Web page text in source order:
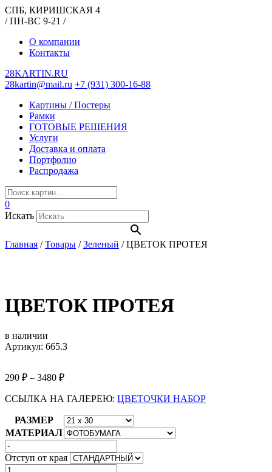
СПБ, КИРИШСКАЯ 4
/ ПН-ВС 9-21 /
О компании
Контакты
28KARTIN.RU
28kartin@mail.ru +7 (931) 300-16-88
Картины / Постеры
Рамки
ГОТОВЫЕ РЕШЕНИЯ
Услуги
Доставка и оплата
Портфолио
Распродажа
0
Искать
Главная /Товары /Зеленый /ЦВЕТОК ПРОТЕЯ
ЦВЕТОК ПРОТЕЯ
в наличии
Артикул: 665.3
290 ₽ – 3480 ₽
ССЫЛКА НА ГАЛЕРЕЮ: ЦВЕТОЧКИ НАБОР
РАЗМЕР
МАТЕРИАЛ
Отступ от края
Количество